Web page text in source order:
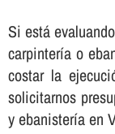
Si está
carpinterí­a o
costar la
solicitarnos
y ebanisterí­a en